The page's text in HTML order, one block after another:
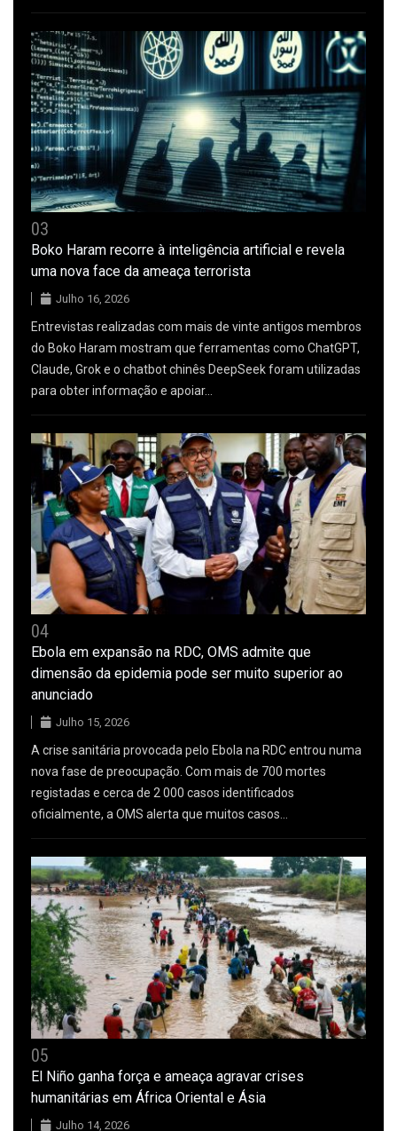
03
Boko Haram recorre à inteligência artificial e revela
uma nova face da ameaça terrorista
Julho 16, 2026
Entrevistas realizadas com mais de vinte antigos membros
do Boko Haram mostram que ferramentas como ChatGPT,
Claude, Grok e o chatbot chinês DeepSeek foram utilizadas
para obter informação e apoiar…
04
Ebola em expansão na RDC, OMS admite que
dimensão da epidemia pode ser muito superior ao
anunciado
Julho 15, 2026
A crise sanitária provocada pelo Ebola na RDC entrou numa
nova fase de preocupação. Com mais de 700 mortes
registadas e cerca de 2 000 casos identificados
oficialmente, a OMS alerta que muitos casos…
05
El Niño ganha força e ameaça agravar crises
humanitárias em África Oriental e Ásia
Julho 14, 2026